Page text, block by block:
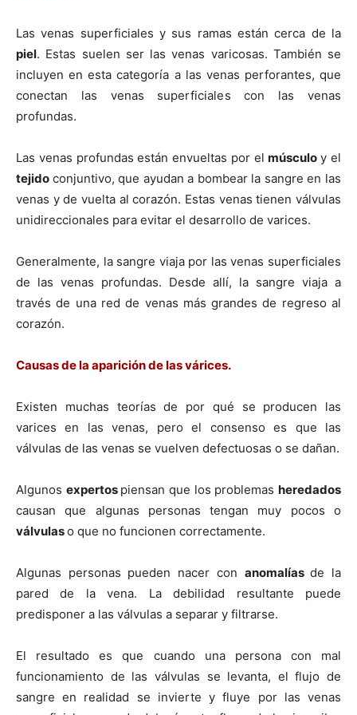
Las venas superficiales y sus ramas están cerca de la
piel. Estas suelen ser las venas varicosas. También se
incluyen en esta categorí­a a las venas perforantes, que
conectan las venas superficiales con las venas
profundas.
Las venas profundas están envueltas por elmúsculoy el
tejido conjuntivo, que ayudan a bombear la sangre en las
venas y de vuelta al corazón. Estas venas tienen válvulas
unidireccionales para evitar el desarrollo de varices.
Generalmente, la sangre viaja por las venas superficiales
de las venas profundas. Desde allí­, la sangre viaja a
través de una red de venas más grandes de regreso al
corazón.
Causas de la aparición de las várices.
Existen muchas teorí­as de por qué se producen las
varices en las venas, pero el consenso es que las
válvulas de las venas se vuelven defectuosas o se dañan.
Algunos expertos piensan que los problemasheredados
causan que algunas personas tengan muy pocos o
válvulaso que no funcionen correctamente.
Algunas personas pueden nacer con anomalí­asde la
pared de la vena. La debilidad resultante puede
predisponer a las válvulas a separar y filtrarse.
El resultado es que cuando una persona con mal
funcionamiento de las válvulas se levanta, el flujo de
sangre en realidad se invierte y fluye por las venas